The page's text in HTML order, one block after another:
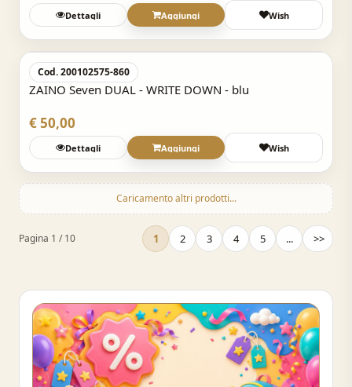
Dettagli Aggiungi Wish
Acquisto Veloce
Cod. 200102575-860
ZAINO Seven DUAL - WRITE DOWN - blu
€ 50,00
Dettagli Aggiungi Wish
Caricamento altri prodotti...
Pagina 1 / 10 1 2 3 4 5 ... >>